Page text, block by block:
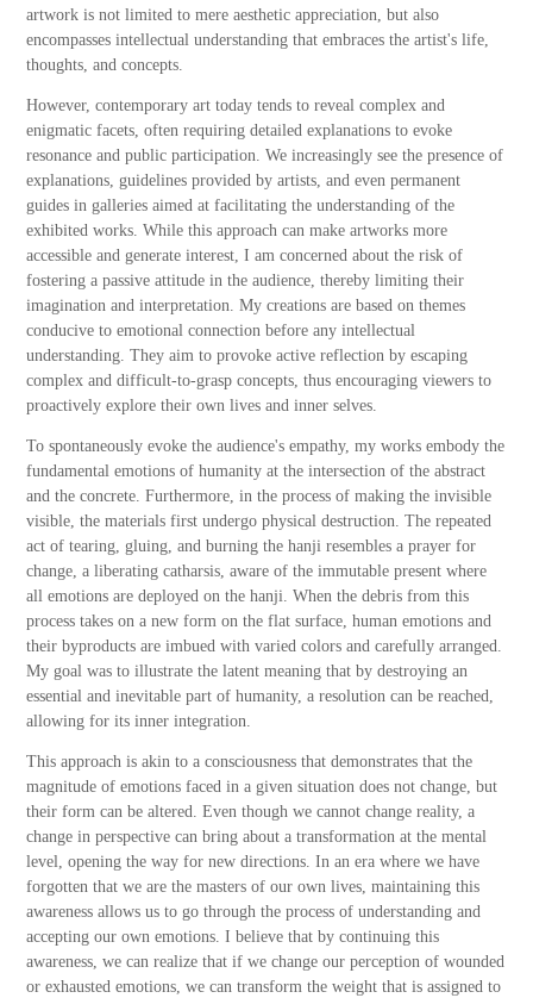
artwork is not limited to mere aesthetic appreciation, but also
encompasses intellectual understanding that embraces the artist's life,
thoughts, and concepts.
However, contemporary art today tends to reveal complex and
enigmatic facets, often requiring detailed explanations to evoke
resonance and public participation. We increasingly see the presence of
explanations, guidelines provided by artists, and even permanent
guides in galleries aimed at facilitating the understanding of the
exhibited works. While this approach can make artworks more
accessible and generate interest, I am concerned about the risk of
fostering a passive attitude in the audience, thereby limiting their
imagination and interpretation. My creations are based on themes
conducive to emotional connection before any intellectual
understanding. They aim to provoke active reflection by escaping
complex and difficult-to-grasp concepts, thus encouraging viewers to
proactively explore their own lives and inner selves.
To spontaneously evoke the audience's empathy, my works embody the
fundamental emotions of humanity at the intersection of the abstract
and the concrete. Furthermore, in the process of making the invisible
visible, the materials first undergo physical destruction. The repeated
act of tearing, gluing, and burning the hanji resembles a prayer for
change, a liberating catharsis, aware of the immutable present where
all emotions are deployed on the hanji. When the debris from this
process takes on a new form on the flat surface, human emotions and
their byproducts are imbued with varied colors and carefully arranged.
My goal was to illustrate the latent meaning that by destroying an
essential and inevitable part of humanity, a resolution can be reached,
allowing for its inner integration.
This approach is akin to a consciousness that demonstrates that the
magnitude of emotions faced in a given situation does not change, but
their form can be altered. Even though we cannot change reality, a
change in perspective can bring about a transformation at the mental
level, opening the way for new directions. In an era where we have
forgotten that we are the masters of our own lives, maintaining this
awareness allows us to go through the process of understanding and
accepting our own emotions. I believe that by continuing this
awareness, we can realize that if we change our perception of wounded
or exhausted emotions, we can transform the weight that is assigned to